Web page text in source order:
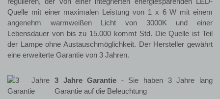
Quelle mit einer maximalen Leistung von 1 x 6 W mit einem
angenehm warmweißen Licht von 3000K und einer
Lebensdauer von bis zu 15.000 kommt Std. Die Quelle ist Teil
der Lampe ohne Austauschmöglichkeit. Der Hersteller gewährt
eine erweiterte Garantie von 3 Jahren.
3 Jahre Garantie - Sie haben 3 Jahre lang
Garantie auf die Beleuchtung